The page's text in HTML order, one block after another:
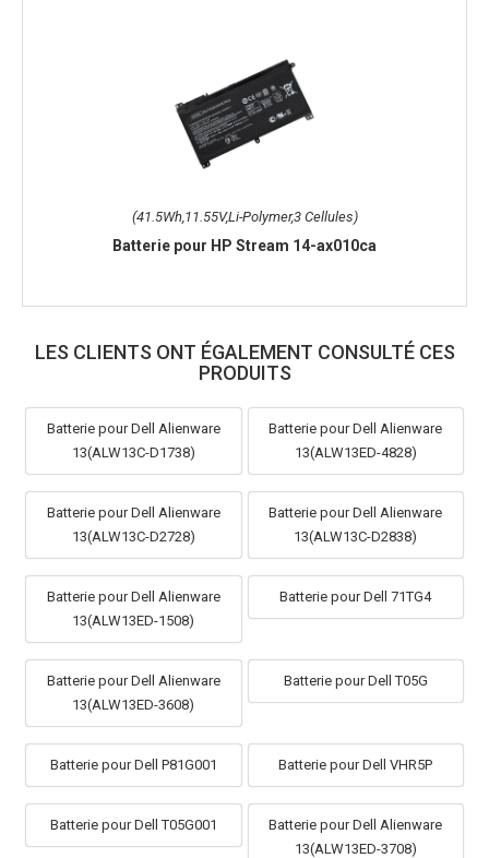
(41.5Wh,11.55V,Li-Polymer,3 Cellules)
Batterie pour HP Stream 14-ax010ca
LES CLIENTS ONT ÉGALEMENT CONSULTÉ CES
PRODUITS
Batterie pour Dell Alienware
13(ALW13C-D1738)
Batterie pour Dell Alienware
13(ALW13ED-4828)
Batterie pour Dell Alienware
13(ALW13C-D2728)
Batterie pour Dell Alienware
13(ALW13C-D2838)
Batterie pour Dell Alienware
13(ALW13ED-1508)
Batterie pour Dell 71TG4
Batterie pour Dell Alienware
13(ALW13ED-3608)
Batterie pour Dell T05G
Batterie pour Dell P81G001 Batterie pour Dell VHR5P
Batterie pour Dell T05G001
Batterie pour Dell Alienware
13(ALW13ED-3708)